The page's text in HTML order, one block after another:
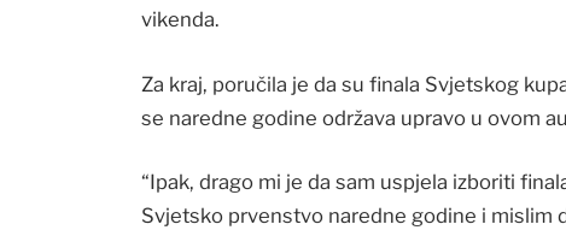
vikenda.
Za kraj, poručila je da su finala Svjetskog
se naredne godine održava upravo u ovom
“Ipak, drago mi je da sam uspjela izboriti
Svjetsko prvenstvo naredne godine i mislim